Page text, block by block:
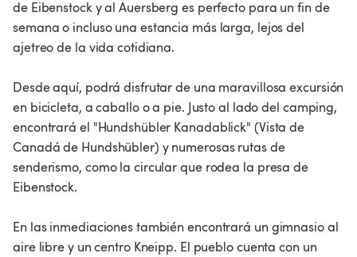
de Eibenstock y al Auersberg es perfecto para un fin de
semana o incluso una estancia más larga, lejos del
ajetreo de la vida cotidiana.
Desde aquí, podrá disfrutar de una maravillosa excursión
en bicicleta, a caballo o a pie. Justo al lado del camping,
encontrará el "Hundshübler Kanadablick" (Vista de
Canadá de Hundshübler) y numerosas rutas de
senderismo, como la circular que rodea la presa de
Eibenstock.
En las inmediaciones también encontrará un gimnasio al
aire libre y un centro Kneipp. El pueblo cuenta con un